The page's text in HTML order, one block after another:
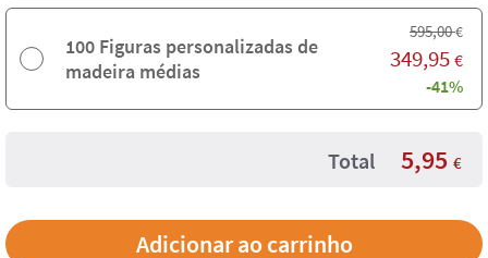
100 Figuras personalizadas de
madeira médias
595,00€
349,95 €
-41%
Total 5,95 €